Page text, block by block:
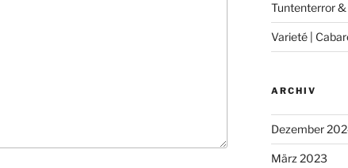
Tuntenterror &
Varieté |
ARCHIV
Dezember
März 2023